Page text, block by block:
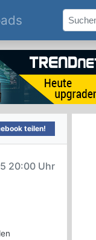
teilen!
20:00 Uhr